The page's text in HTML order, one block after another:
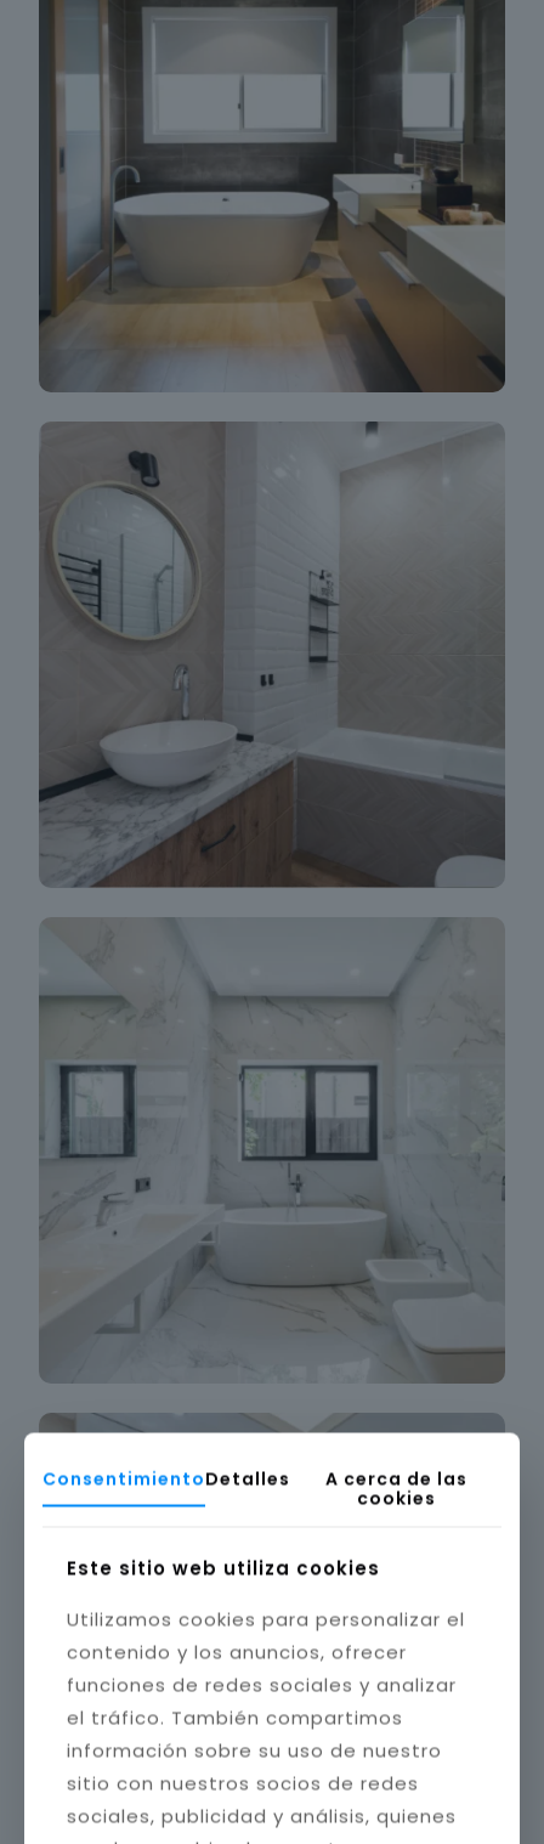
ConsentimientoDetalles
A cerca de las
cookies
Este sitio web utiliza cookies
Utilizamos cookies para personalizar el
contenido y los anuncios, ofrecer
funciones de redes sociales y analizar
el tráfico. También compartimos
información sobre su uso de nuestro
sitio con nuestros socios de redes
sociales, publicidad y análisis, quienes